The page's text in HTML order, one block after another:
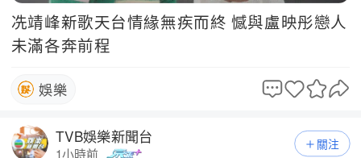
冼靖峰新歌天台情緣無疾而終 憾與盧映彤戀人
未滿各奔前程
娛樂
TVB娛樂新聞台
1小時前
關注